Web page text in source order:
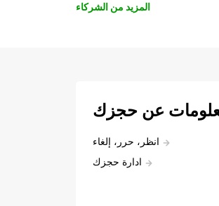
المزيد من الشركاء
عن حجزك
انظر، حرر، إلغاء
ادارة حجزك